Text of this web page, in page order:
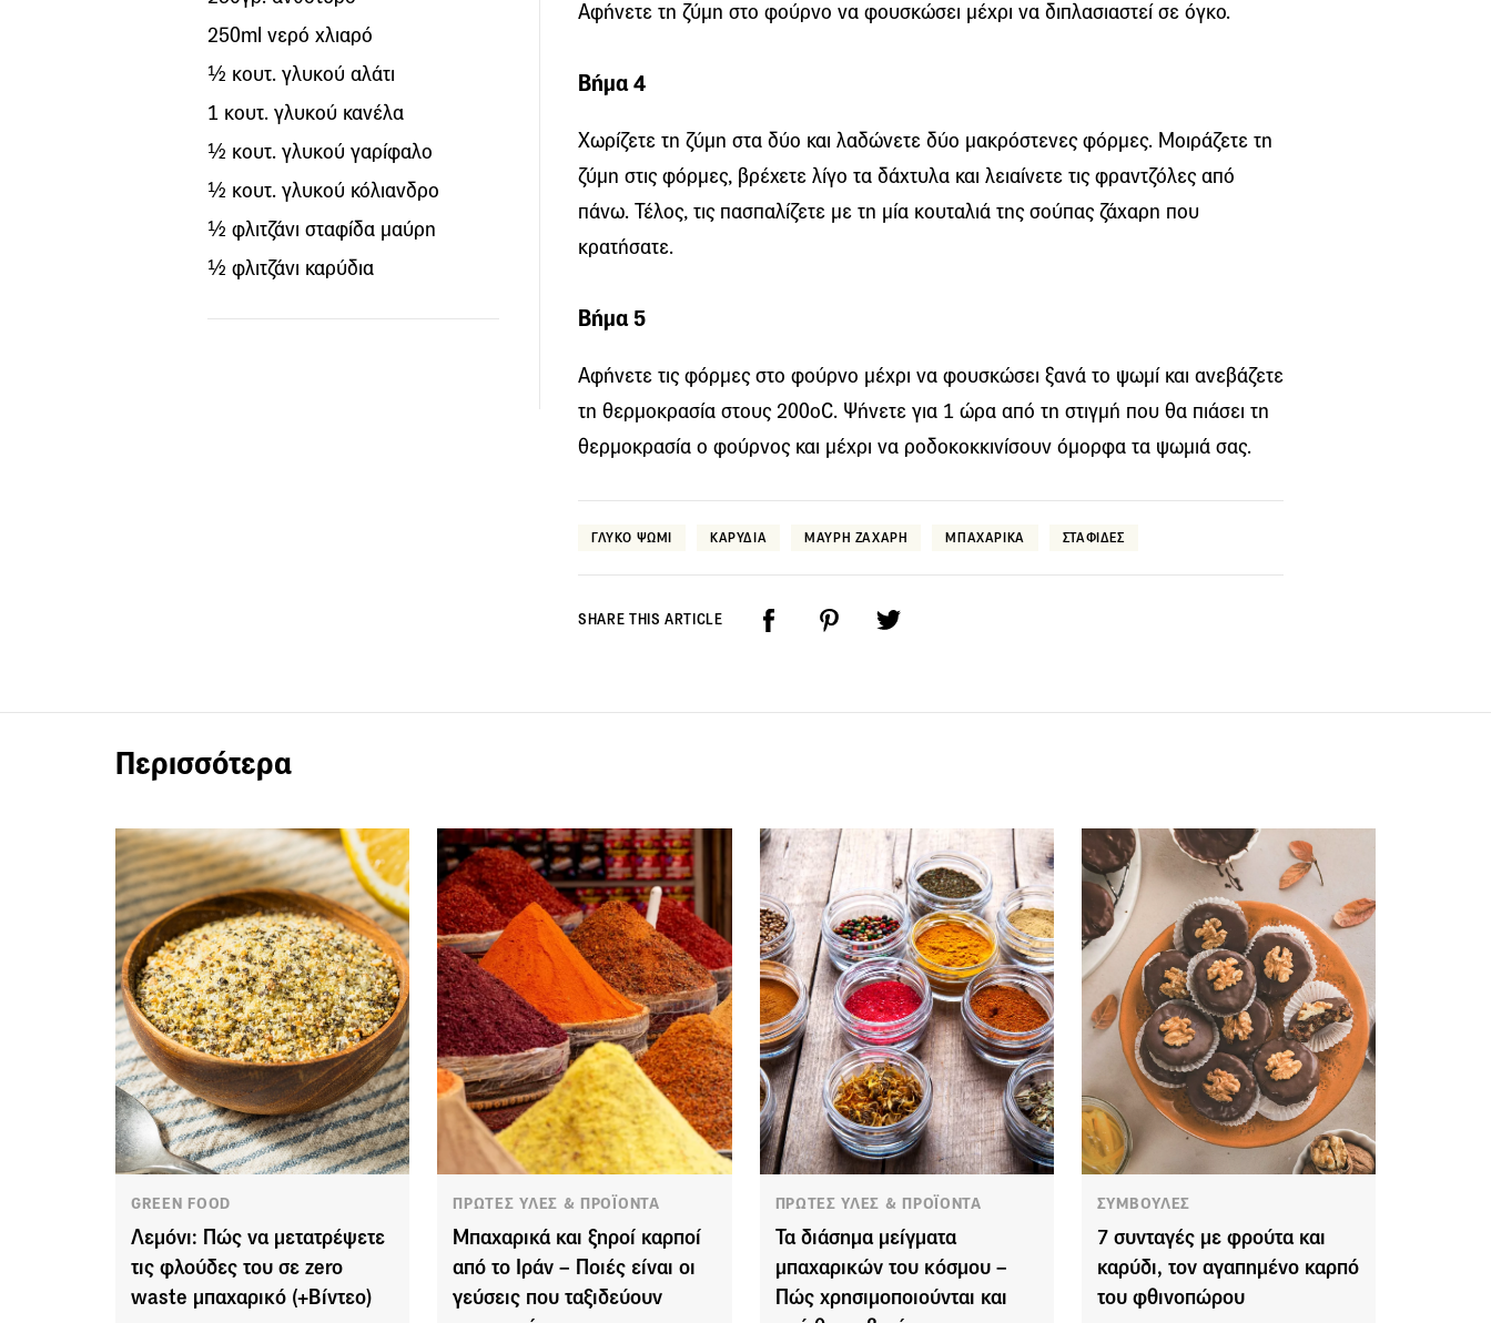
250ml νερό χλιαρό
½ κουτ. γλυκού αλάτι
1 κουτ. γλυκού κανέλα
½ κουτ. γλυκού γαρίφαλο
½ κουτ. γλυκού κόλιανδρο
½ φλιτζάνι σταφίδα μαύρη
½ φλιτζάνι καρύδια
Αφήνετε τη ζύμη στο φούρνο να φουσκώσει μέχρι να διπλασιαστεί σε όγκο.
Βήμα 4
Χωρίζετε τη ζύμη στα δύο και λαδώνετε δύο μακρόστενες φόρμες. Μοιράζετε τη
ζύμη στις φόρμες, βρέχετε λίγο τα δάχτυλα και λειαίνετε τις φραντζόλες από
πάνω. Τέλος, τις πασπαλίζετε με τη μία κουταλιά της σούπας ζάχαρη που
κρατήσατε.
Βήμα 5
Αφήνετε τις φόρμες στο φούρνο μέχρι να φουσκώσει ξανά το ψωμί και ανεβάζετε
τη θερμοκρασία στους 200oC. Ψήνετε για 1 ώρα από τη στιγμή που θα πιάσει τη
θερμοκρασία ο φούρνος και μέχρι να ροδοκοκκινίσουν όμορφα τα ψωμιά σας.
ΓΛΥΚΟ ΨΩΜΙ ΚΑΡΥΔΙΑ ΜΑΥΡΗ ΖΑΧΑΡΗ ΜΠΑΧΑΡΙΚΑ ΣΤΑΦΙΔΕΣ
SHARE THIS ARTICLE
Περισσότερα
GREEN FOOD
Λεμόνι: Πώς να μετατρέψετε
τις φλούδες του σε zero
waste μπαχαρικό (+Βίντεο)
ΠΡΩΤΕΣ ΥΛΕΣ & ΠΡΟΪΟΝΤΑ
Μπαχαρικά και ξηροί καρποί
από το Ιράν – Ποιές είναι οι
γεύσεις που ταξιδεύουν
ΠΡΩΤΕΣ ΥΛΕΣ & ΠΡΟΪΟΝΤΑ
Τα διάσημα μείγματα
μπαχαρικών του κόσμου –
Πώς χρησιμοποιούνται και
ΣΥΜΒΟΥΛΕΣ
7 συνταγές με φρούτα και
καρύδι, τον αγαπημένο καρπό
του φθινοπώρου